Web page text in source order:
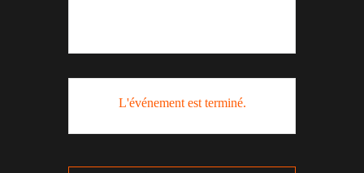
L'événement est terminé.